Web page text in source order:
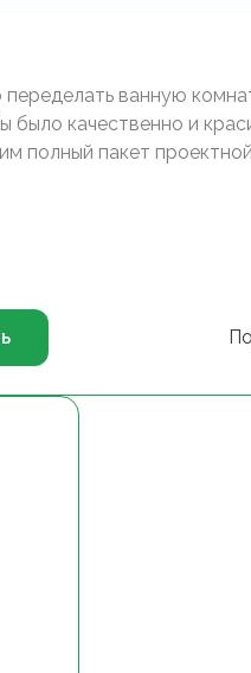
переделать ванную
было качественно и
полный пакет